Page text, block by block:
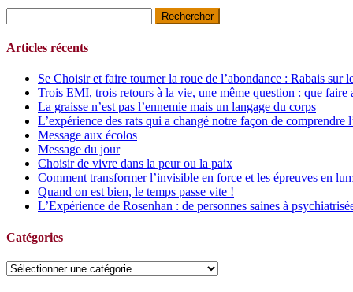
Articles récents
Se Choisir et faire tourner la roue de l’abondance : Rabais sur
Trois EMI, trois retours à la vie, une même question : que faire
La graisse n’est pas l’ennemie mais un langage du corps
L’expérience des rats qui a changé notre façon de comprendre
Message aux écolos
Message du jour
Choisir de vivre dans la peur ou la paix
Comment transformer l’invisible en force et les épreuves en
Quand on est bien, le temps passe vite !
L’Expérience de Rosenhan : de personnes saines à
Catégories
Catégories